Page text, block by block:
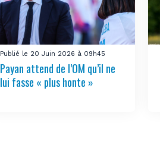
Publié le 20 Juin 2026 à 09h45
Payan attend de l’OM qu’il ne
lui fasse « plus honte »